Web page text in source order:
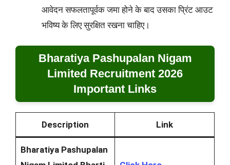
आवेदन सफलतापूर्वक जमा होने के बाद उसका प्रिंट आउट
भविष्य के लिए सुरक्षित रखना चाहिए।
Bharatiya Pashupalan Nigam
Limited Recruitment 2026
Important Links
Description Link
Bharatiya Pashupalan